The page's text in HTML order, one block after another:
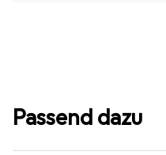
Passend dazu